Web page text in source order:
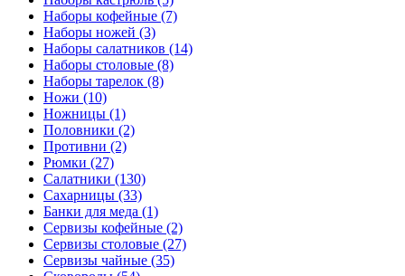
Наборы кофейные (7)
Наборы ножей (3)
Наборы салатников (14)
Наборы столовые (8)
Наборы тарелок (8)
Ножи (10)
Ножницы (1)
Половники (2)
Противни (2)
Рюмки (27)
Салатники (130)
Сахарницы (33)
Банки для меда (1)
Сервизы кофейные (2)
Сервизы столовые (27)
Сервизы чайные (35)